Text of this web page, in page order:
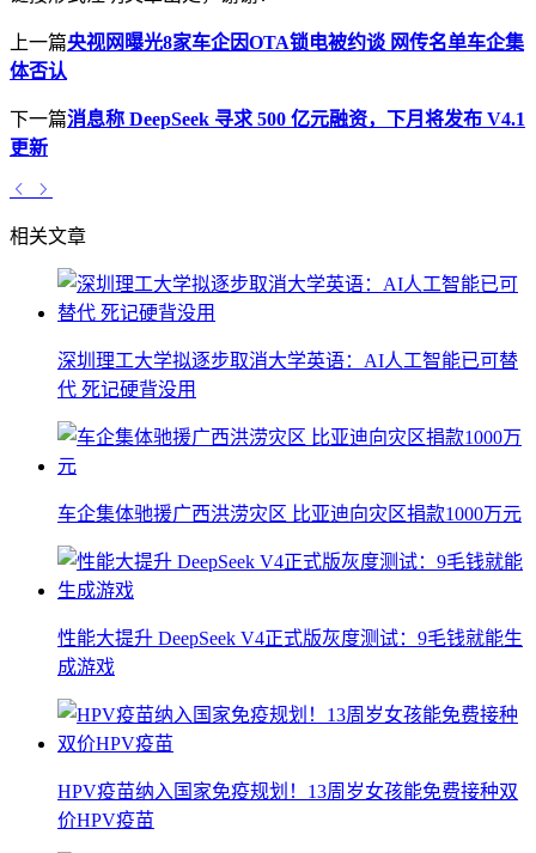
上一篇央视网曝光8家车企因OTA锁电被约谈 网传名单车企集
体否认
下一篇消息称 DeepSeek 寻求 500 亿元融资，下月将发布 V4.1
更新
相关文章
深圳理工大学拟逐步取消大学英语：AI人工智能已可替
代 死记硬背没用
车企集体驰援广西洪涝灾区 比亚迪向灾区捐款1000万元
性能大提升 DeepSeek V4正式版灰度测试：9毛钱就能生
成游戏
HPV疫苗纳入国家免疫规划！13周岁女孩能免费接种双
价HPV疫苗